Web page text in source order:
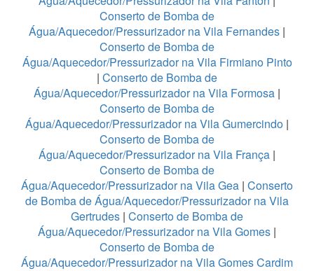
Conserto de Bomba de
Água/Aquecedor/Pressurizador na Vila Fernandes |
Conserto de Bomba de
Água/Aquecedor/Pressurizador na Vila Firmiano Pinto
| Conserto de Bomba de
Água/Aquecedor/Pressurizador na Vila Formosa |
Conserto de Bomba de
Água/Aquecedor/Pressurizador na Vila Gumercindo |
Conserto de Bomba de
Água/Aquecedor/Pressurizador na Vila França |
Conserto de Bomba de
Água/Aquecedor/Pressurizador na Vila Gea | Conserto
de Bomba de Água/Aquecedor/Pressurizador na Vila
Gertrudes | Conserto de Bomba de
Água/Aquecedor/Pressurizador na Vila Gomes |
Conserto de Bomba de
Água/Aquecedor/Pressurizador na Vila Gomes Cardim